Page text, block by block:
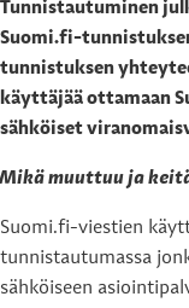
Tunnistautuminen
Suomi.fi-
tunnistuksen
käyttäjää ottamaan
sähköiset
Mikä muuttuu ja
Suomi.fi-viestien
tunnistautumassa
sähköiseen